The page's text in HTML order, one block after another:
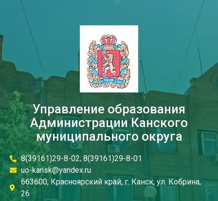
Управление образования
Администрации Канского
муниципального округа
8(39161)29-8-02; 8(39161)29-8-01
uo-kansk@yandex.ru
663600, Красноярский край, г. Канск, ул. Кобрина,
26